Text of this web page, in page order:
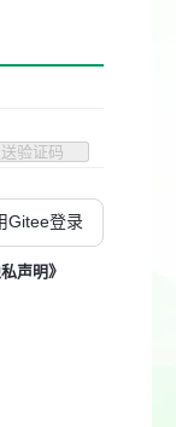
验证码
Gitee登录
私声明》